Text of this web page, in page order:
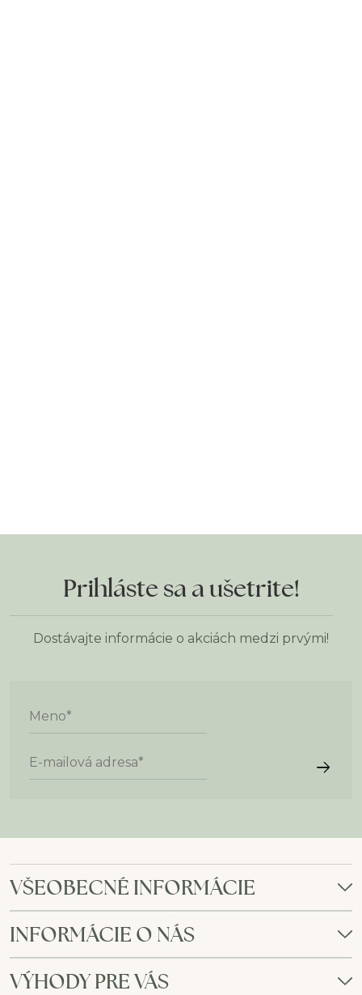
Prihláste sa a ušetrite!
Dostávajte informácie o akciách medzi prvými!
Meno*
E-mailová adresa*
VŠEOBECNÉ INFORMÁCIE
INFORMÁCIE O NÁS
VÝHODY PRE VÁS